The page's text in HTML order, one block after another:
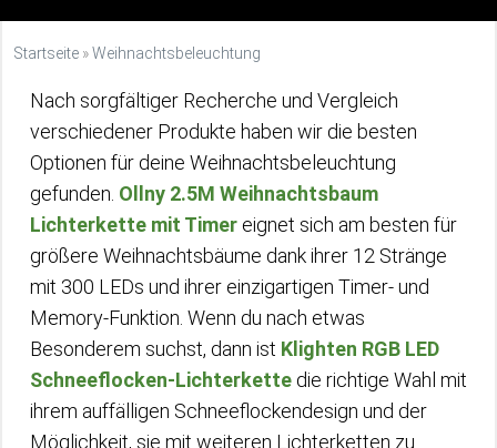
Startseite »Weihnachtsbeleuchtung
Nach sorgfältiger Recherche und Vergleich
verschiedener Produkte haben wir die besten
Optionen für deine Weihnachtsbeleuchtung
gefunden. Ollny 2.5M Weihnachtsbaum
Lichterkette mit Timer eignet sich am besten für
größere Weihnachtsbäume dank ihrer 12 Stränge
mit 300 LEDs und ihrer einzigartigen Timer- und
Memory-Funktion. Wenn du nach etwas
Besonderem suchst, dann ist Klighten RGB LED
Schneeflocken-Lichterkette die richtige Wahl mit
ihrem auffälligen Schneeflockendesign und der
Möglichkeit, sie mit weiteren Lichterketten zu